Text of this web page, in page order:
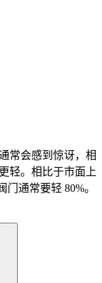
常会感到惊讶，相
轻。相比于市面上
通常要轻 80%。